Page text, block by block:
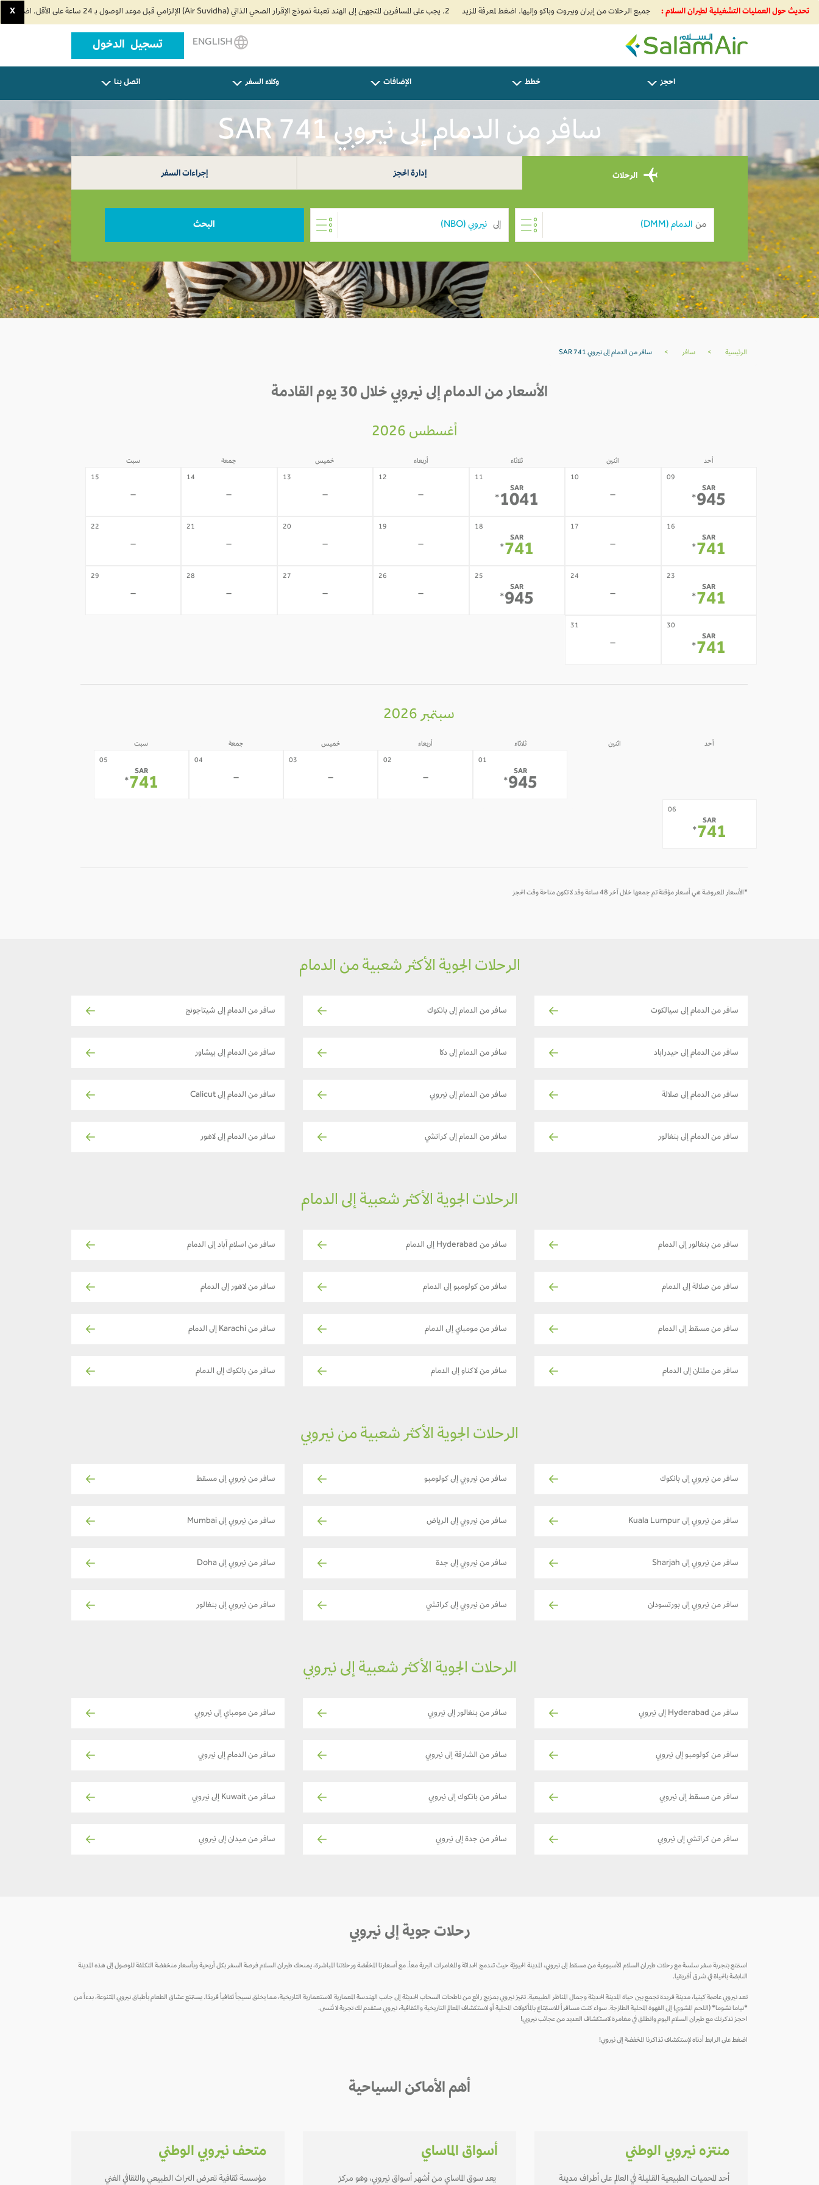
تحديث حول العمليات التشغيلية لطيران السلام : 2. يجب على المسافرين المتجهين إلى الهند تعبئة نموذج الإقرار الصحي الذاتي (Air Suvidha) الإلزامي قبل موعد الوصول بـ 24 ساعة على الأقل. اضغط هنا للدخول إلى بوابة Air Suvidha. X
SalamAir
تسجيل الدخول
احجز خطط الإضافات وكلاء السفر اتصل بنا
سافر من الدمام إلى نيروبي SAR 741
الرحلات إدارة الحجز إجراءات السفر
من إلى البحث
الرئيسية > سافر > سافر من الدمام إلى نيروبي SAR 741
الأسعار من الدمام إلى نيروبي خلال 30 يوم القادمة
أغسطس 2026
أحد اثنين ثلاثاء أربعاء خميس جمعة سبت
09
SAR
945
*
10
-
11
SAR
1041
*
12
-
13
-
14
-
15
-
16
SAR
741
*
17
-
18
SAR
741
*
19
-
20
-
21
-
22
-
23
SAR
741
*
24
-
25
SAR
945
*
26
-
27
-
28
-
29
-
30
SAR
741
*
31
-
سبتمبر 2026
أحد اثنين ثلاثاء أربعاء خميس جمعة سبت
01
SAR
945
*
02
-
03
-
04
-
05
SAR
741
*
06
SAR
741
*
*الأسعار المعروضة هي أسعار مؤقتة تم جمعها خلال آخر 48 ساعة وقد لا تكون متاحة وقت الحجز
الرحلات الجوية الأكثر شعبية من الدمام
سافر من الدمام إلى سيالكوت سافر من الدمام إلى بانكوك سافر من الدمام إلى شيتاجونج
سافر من الدمام إلى حيدراباد سافر من الدمام إلى دكا سافر من الدمام إلى بيشاور
سافر من الدمام إلى صلالة سافر من الدمام إلى نيروبي سافر من الدمام إلى Calicut
سافر من الدمام إلى بنغالور سافر من الدمام إلى كراتشي سافر من الدمام إلى لاهور
الرحلات الجوية الأكثر شعبية إلى الدمام
سافر من بنغالور إلى الدمام سافر من Hyderabad إلى الدمام سافر من اسلام آباد إلى الدمام
سافر من صلالة إلى الدمام سافر من كولومبو إلى الدمام سافر من لاهور إلى الدمام
سافر من مسقط إلى الدمام سافر من مومباي إلى الدمام سافر من Karachi إلى الدمام
سافر من ملتان إلى الدمام سافر من لاكناو إلى الدمام سافر من بانكوك إلى الدمام
الرحلات الجوية الأكثر شعبية من نيروبي
سافر من نيروبي إلى بانكوك سافر من نيروبي إلى كولومبو سافر من نيروبي إلى مسقط
سافر من نيروبي إلى Kuala Lumpur سافر من نيروبي إلى الرياض سافر من نيروبي إلى Mumbai
سافر من نيروبي إلى Sharjah سافر من نيروبي إلى جدة سافر من نيروبي إلى Doha
سافر من نيروبي إلى بورتسودان سافر من نيروبي إلى كراتشي سافر من نيروبي إلى بنغالور
الرحلات الجوية الأكثر شعبية إلى نيروبي
سافر من Hyderabad إلى نيروبي سافر من بنغالور إلى نيروبي سافر من مومباي إلى نيروبي
سافر من كولومبو إلى نيروبي سافر من الشارقة إلى نيروبي سافر من الدمام إلى نيروبي
سافر من مسقط إلى نيروبي سافر من بانكوك إلى نيروبي سافر من Kuwait إلى نيروبي
سافر من كراتشي إلى نيروبي سافر من جدة إلى نيروبي سافر من ميدان إلى نيروبي
رحلات جوية إلى نيروبي
استمتع بتجربة سفر سلسة مع رحلات طيران السلام الأسبوعية من مسقط إلى نيروبي، المدينة الحيويّة حيث تندمج الحداثة والمغامرات البرية معاً. مع أسعارنا المخفّضة ورحلاتنا المباشرة، يمنحك طيران السلام فرصة السفر بكل أريحية وبأسعار منخفضة التكلفة للوصول إلى هذه المدينة
النابضة بالحياة في شرق أفريقيا.
تعد نيروبي عاصمة كينيا، مدينة فريدة تجمع بين حياة المدينة الحديثة وجمال المناظر الطبيعية. تتميز نيروبي بمزيج رائع من ناطحات السحاب الحديثة إلى جانب الهندسة المعمارية الاستعمارية التاريخية، مما يخلق نسيجاً ثقافياً فريدًا. يستمتع عشاق الطعام بأطباق نيروبي المتنوعة، بدءاً من
*نياما تشوما* (اللحم المشوي) إلى القهوة المحلية الطازجة. سواء كنت مسافراً للاستمتاع بالمأكولات المحلية أو لاستكشاف المعالم التاريخية والثقافية، نيروبي ستقدم لك تجربة لا تُنسى.
احجز تذكرتك مع طيران السلام اليوم وانطلق في مغامرة لاستكشاف العديد من عجائب نيروبي!
اضغط على الرابط أدناه لإستكشاف تذاكرنا المخفضة إلى نيروبي!
أهم الأماكن السياحية
منتزه نيروبي الوطني
أحد المحميات الطبيعية القليلة في العالم على أطراف مدينة
أسواق الماساي
يعد سوق الماساي من أشهر أسواق نيروبي، وهو مركز
متحف نيروبي الوطني
مؤسسة ثقافية تعرض التراث الطبيعي والثقافي الغني